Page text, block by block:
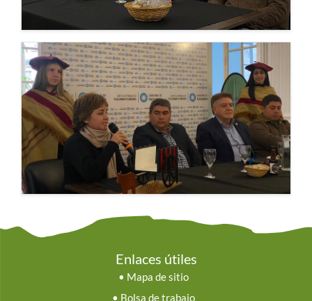
Enlaces útiles
• Mapa de sitio
• Bolsa de trabajo